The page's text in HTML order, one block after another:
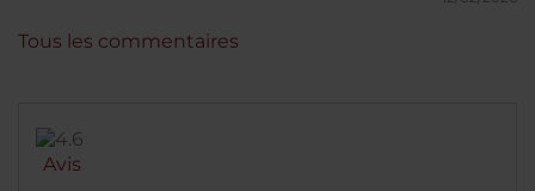
Avis
Tous les commentaires